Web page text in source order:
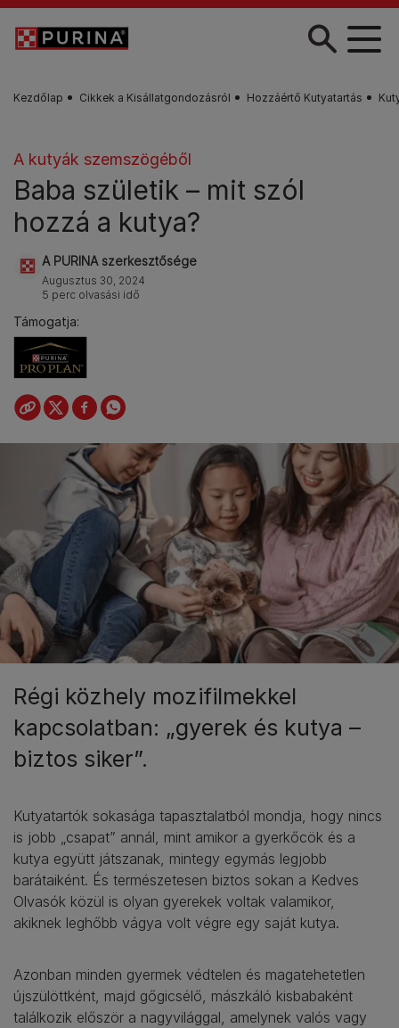
Skip to main content
Kezdőlap Cikkek a Kisállatgondozásról Hozzáértő Kutyatartás
A kutyák szemszögéből
Baba születik – mit szól
hozzá a kutya?
A PURINA szerkesztősége
Augusztus 30, 2024
5 perc olvasási idő
Támogatja:
Régi közhely mozifilmekkel
kapcsolatban: „gyerek és kutya –
biztos siker”.
Kutyatartók sokasága tapasztalatból mondja, hogy nincs
is jobb „csapat” annál, mint amikor a gyerkőcök és a
kutya együtt játszanak, mintegy egymás legjobb
barátaiként. És természetesen biztos sokan a Kedves
Olvasók közül is olyan gyerekek voltak valamikor,
akiknek leghőbb vágya volt végre egy saját kutya.
Azonban minden gyermek védtelen és magatehetetlen
újszülöttként, majd gőgicsélő, mászkáló kisbabaként
találkozik először a nagyvilággal, amelynek valós vagy